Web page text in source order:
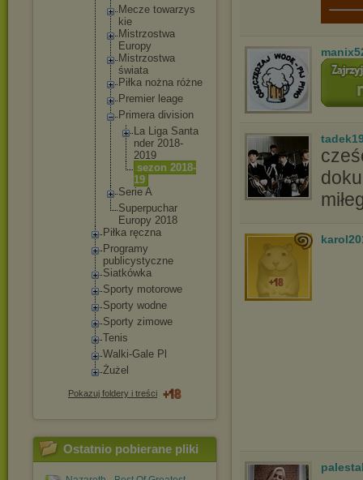
Mecze towarzys
kie
Mistrzostwa
Europy
Mistrzostwa
świata
Piłka nożna różne
Premier leage
Primera division
La Liga Santa
nder 2018-
2019
sezon 2018-
19
Serie A
Superpuc har
Europy 2018
Piłka ręczna
Programy
publicystyczne
Siatkówka
Sporty motorowe
Sporty wodne
Sporty zimowe
Tenis
Walki-Gale Pl
Żużel
Pokazuj foldery i treści
Ostatnio pobierane pliki